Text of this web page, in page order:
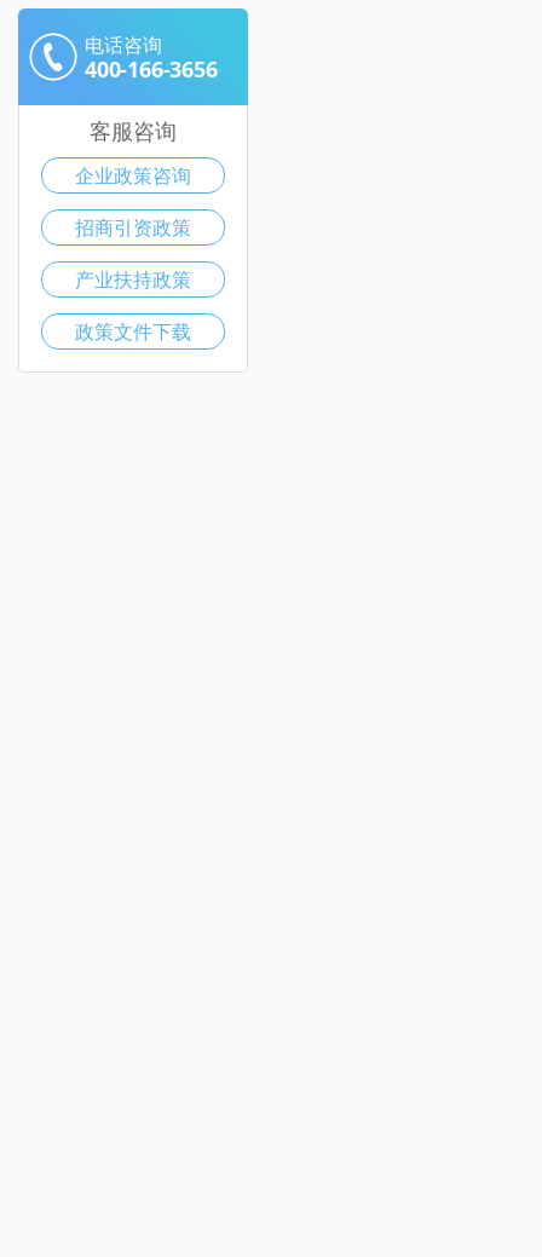
电话咨询
400-166-3656
客服咨询
企业政策咨询
招商引资政策
产业扶持政策
政策文件下载